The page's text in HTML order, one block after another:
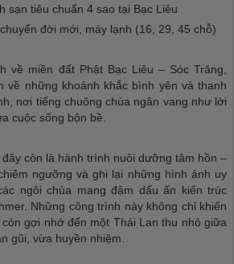
sạn tiêu chuẩn 4 sao tại Bạc Liêu
đời mới, máy lạnh (16, 29, 45 chỗ)
về miền đất Phật Bạc Liêu – Sóc Trăng,
về những khoảnh khắc bình yên và thanh
nơi tiếng chuông chùa ngân vang như lời
cuộc sống bộn bề.
còn là hành trình nuôi dưỡng tâm hồn –
ngưỡng và ghi lại những hình ảnh uy
ngôi chùa mang đậm dấu ấn kiến trúc
Những công trình này không chỉ khiến
gợi nhớ đến một Thái Lan thu nhỏ giữa
gũi, vừa huyền nhiệm.